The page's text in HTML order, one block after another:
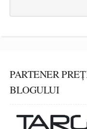
PARTENER
BLOGULUI